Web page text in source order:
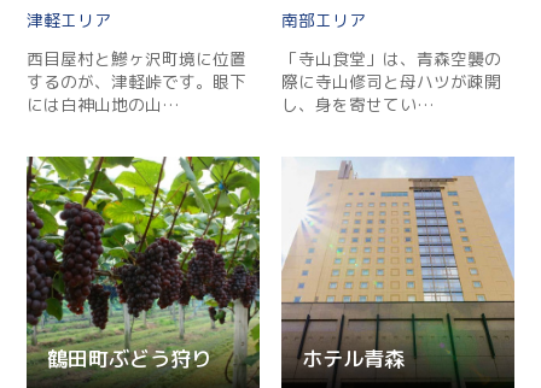
津軽
西目屋村と鰺ヶ沢町境に位置
するのが、津軽峠です。眼下
には白神山地の山…
南部
「寺山食堂」は、青森空襲の
際に寺山修司と母ハツが疎開
し、身を寄せてい…
鶴田町ぶどう狩り ホテル青森